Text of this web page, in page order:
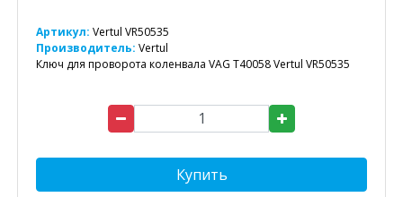
Артикул: Vertul VR50535
Производитель: Vertul
Ключ для проворота коленвала VAG T40058 Vertul VR50535
Купить